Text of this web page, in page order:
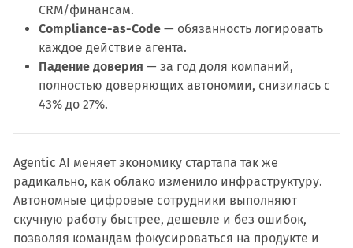
CRM/финансам.
Compliance-as-Code— обязанность логировать
каждое действие агента.
Падение доверия — за год доля компаний,
полностью доверяющих автономии, снизилась с
43% до 27%.
Agentic AI меняет экономику стартапа так же
радикально, как облако изменило инфраструктуру.
Автономные цифровые сотрудники выполняют
скучную работу быстрее, дешевле и без ошибок,
позволяя командам фокусироваться на продукте и